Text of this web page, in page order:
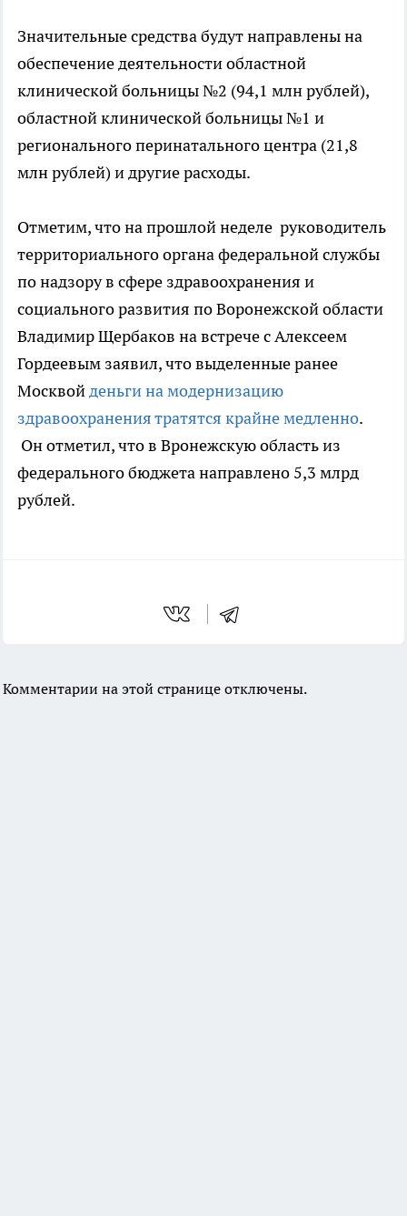
Значительные средства будут направлены на
обеспечение деятельности областной
клинической больницы №2 (94,1 млн рублей),
областной клинической больницы №1 и
регионального перинатального центра (21,8
млн рублей) и другие расходы.
Отметим, что на прошлой неделе руководитель
территориального органа федеральной службы
по надзору в сфере здравоохранения и
социального развития по Воронежской области
Владимир Щербаков на встрече с Алексеем
Гордеевым заявил, что выделенные ранее
Москвойденьги на модернизацию
здравоохранения тратятся крайне медленно.
Он отметил, что в Вронежскую область из
федерального бюджета направлено 5,3 млрд
рублей.
Комментарии на этой странице отключены.